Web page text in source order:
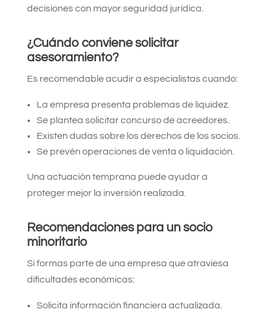
decisiones con mayor seguridad jurídica.
¿Cuándo conviene solicitar
asesoramiento?
Es recomendable acudir a especialistas cuando:
La empresa presenta problemas de liquidez.
Se plantea solicitar concurso de acreedores.
Existen dudas sobre los derechos de los socios.
Se prevén operaciones de venta o liquidación.
Una actuación temprana puede ayudar a
proteger mejor la inversión realizada.
Recomendaciones para un socio
minoritario
Si formas parte de una empresa que atraviesa
dificultades económicas:
Solicita información financiera actualizada.